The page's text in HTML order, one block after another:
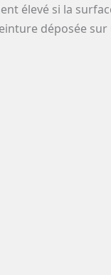
élevé si la
déposée